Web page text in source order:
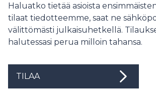
Haluatko tietää asioista
tilaat tiedotteemme, saat ne
välittömästi julkaisuhetkellä.
halutessasi perua milloin tahansa.
TILAA